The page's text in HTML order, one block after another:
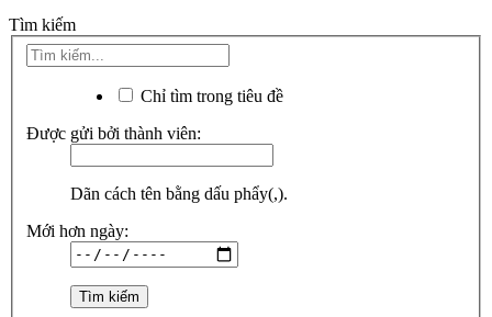
Tìm kiếm
Chỉ tìm trong tiêu đề
Được gửi bởi thành viên:
Dãn cách tên bằng dấu phẩy(,).
Mới hơn ngày: